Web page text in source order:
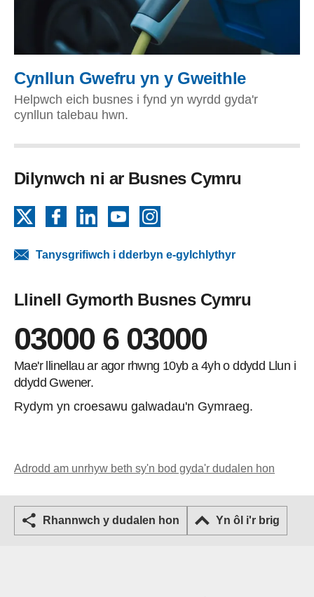
Cynllun Gwefru yn y Gweithle
Helpwch eich busnes i fynd yn wyrdd gyda'r
cynllun talebau hwn.
Dilynwch ni ar Busnes Cymru
FacebookLinkedInYouTube
Tanysgrifiwch i dderbyn e-gylchlythyr
Llinell Gymorth Busnes Cymru
03000 6 03000
Mae'r llinellau ar agor rhwng 10yb a 4yh o ddydd Llun i
ddydd Gwener.
Rydym yn croesawu galwadau'n Gymraeg.
Adrodd am unrhyw beth sy'n bod gyda'r dudalen hon
Rhannwch y dudalen hon Yn ôl i'r brig